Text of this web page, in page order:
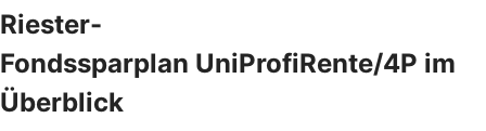
Riester-
Fondssparplan UniProfiRente/4P im
Überblick